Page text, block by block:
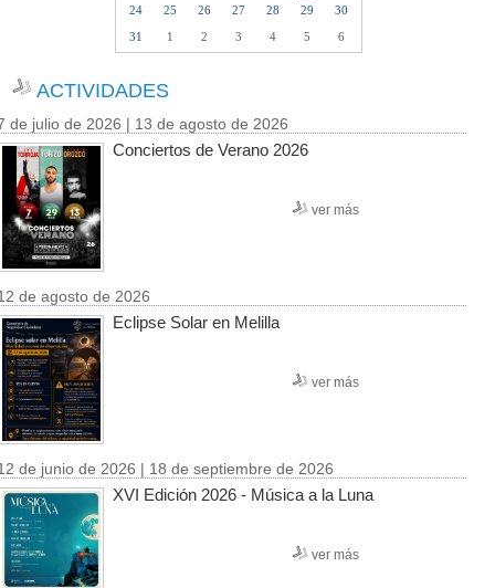
24
25 26 27 28 29
30
31
1 2 3 4 5 6
ACTIVIDADES
de julio de 2026 | 13 de agosto de 2026
Conciertos de Verano 2026
ver más
de agosto de 2026
Eclipse Solar en Melilla
ver más
de junio de 2026 | 18 de septiembre de 2026
XVI Edición 2026 - Música a la Luna
ver más